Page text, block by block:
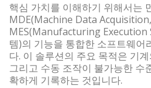
핵심 가치를 이해하기 위해서는
MDE(Machine Data
MES(Manufacturing Execution
템)의 기능을 통합한 소프트웨어
다. 이 솔루션의 주요 목적은 기
그리고 수동 조작이 불가능한
확하게 기록하는 것입니다.